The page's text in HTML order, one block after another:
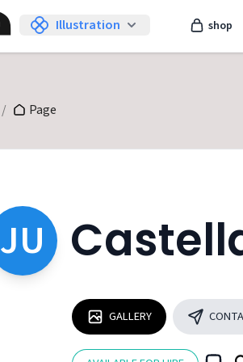
Illustration shop
/ Page
JU
GALLERY